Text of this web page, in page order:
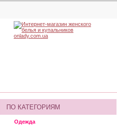
ПО КАТЕГОРИЯМ
Одежда